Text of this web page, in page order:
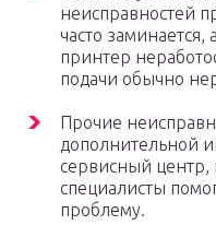
неисправностей
часто заминается,
принтер
подачи обычно
Прочие
дополнительной
сервисный
специалисты
проблему.